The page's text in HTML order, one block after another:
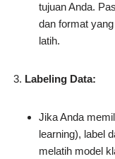
tujuan Anda.
dan format
latih.
Labeling Data:
Jika Anda
learning), label
melatih model